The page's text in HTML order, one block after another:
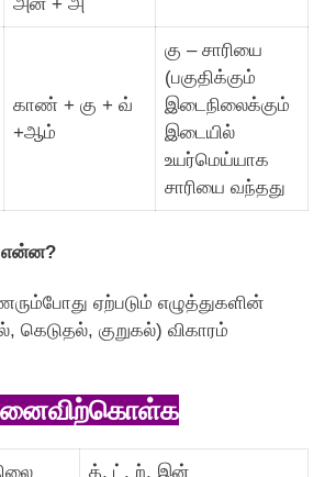
காண் + கு + வ்
+ஆம்
கு – சாரியை
(பகுதிக்கும்
இடைநிலைக்கும்
இடையில்
உயர்மெய்யாக
சாரியை வந்தது
என்ன?
ஏற்படும் எழுத்துகளின்
கெடுதல், குறுகல்) விகாரம்
த், ட், ற், இன்